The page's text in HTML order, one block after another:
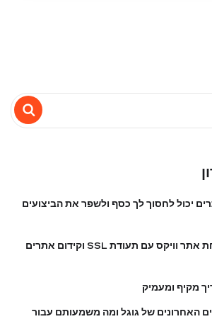
יכול לחסוך לך כסף ולשפר את הביצועים
המדריך המלא לאבטחת אתר וויקס עם תעודת SSL וקידום אתרים
מקיף ומעמיק
האחרונים של גוגל ומה משמעותם עבור